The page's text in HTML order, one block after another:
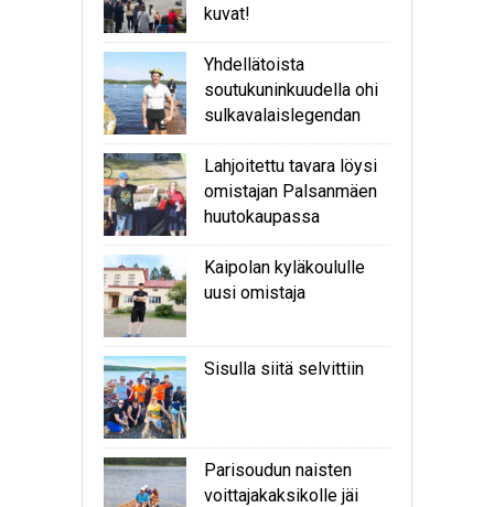
kuvat!
Yhdellätoista
soutukuninkuudella ohi
sulkavalaislegendan
Lahjoitettu tavara löysi
omistajan Palsanmäen
huutokaupassa
Kaipolan kyläkoululle
uusi omistaja
Sisulla siitä selvittiin
Parisoudun naisten
voittajakaksikolle jäi